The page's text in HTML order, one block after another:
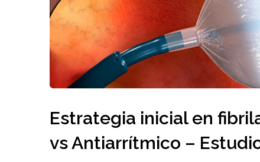
Estrategia inicial en
vs Antiarrítmico –